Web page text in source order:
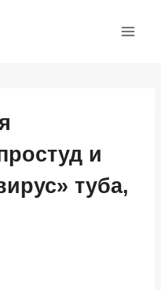
и
туба,